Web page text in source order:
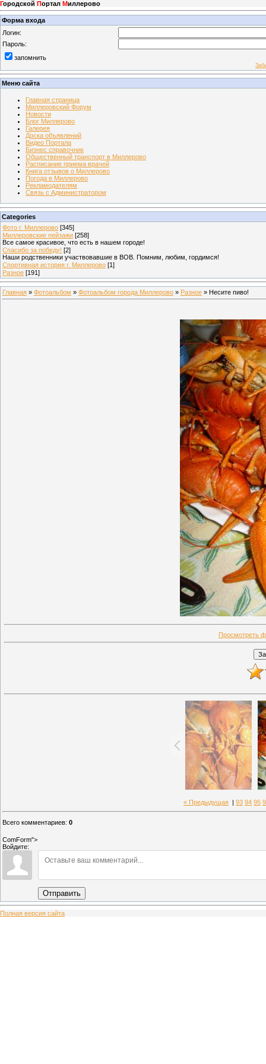
Городской Портал Миллерово
Форма входа
Логин:
Пароль:
запомнить
Меню сайта
Главная страница
Миллеровский Форум
Новости
Блог Миллерово
Галерея
Доска объявлений
Видео Портала
Бизнес справочник
Общественный транспорт в Миллерово
Расписание приема врачей
Книга отзывов о Миллерово
Погода в Миллерово
Рекламодателям
Связь с Администратором
Categories
Фото г. Миллерово [345]
Миллеровские пейзажи [258]
Все самое красивое, что есть в нашем городе!
Спасибо за победу! [2]
Наши родственники участвовавшие в ВОВ. Помним, любим, гордимся!
Спортивная история г. Миллерово [1]
Разное [191]
Главная » Фотоальбом » Фотоальбом города Миллерово » Разное » Несите пиво!
Просмотреть
« Предыдущая 93 94 95
Всего комментариев: 0
ComForm">
Войдите:
Отправить
Полная версия сайта